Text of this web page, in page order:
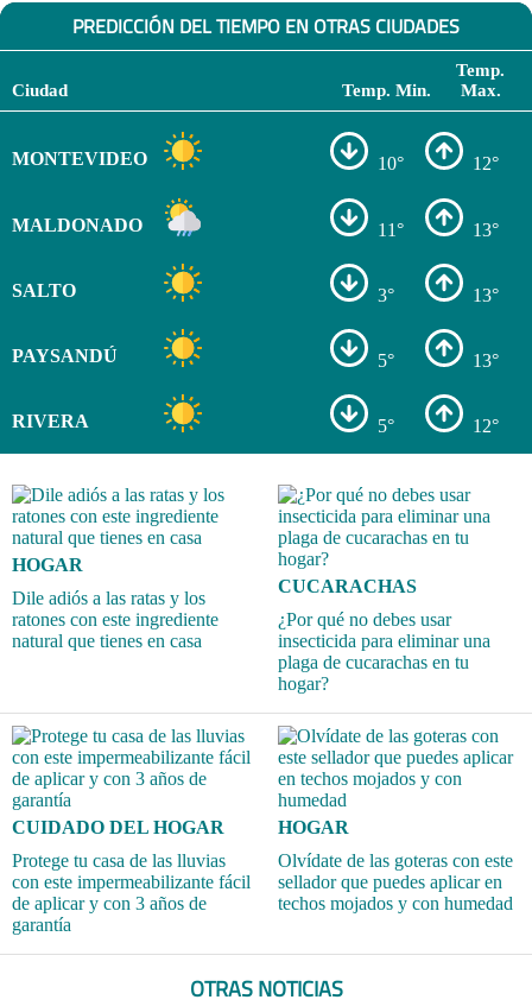
PREDICCIÓN DEL TIEMPO EN OTRAS CIUDADES
Ciudad Temp. Min.
Temp.
Max.
MONTEVIDEO 10° 12°
MALDONADO 11° 13°
SALTO 3° 13°
PAYSANDÚ 5° 13°
RIVERA 5° 12°
HOGAR
Dile adiós a las ratas y los
ratones con este ingrediente
natural que tienes en casa
CUCARACHAS
¿Por qué no debes usar
insecticida para eliminar una
plaga de cucarachas en tu
hogar?
CUIDADO DEL HOGAR
Protege tu casa de las lluvias
con este impermeabilizante fácil
de aplicar y con 3 años de
garantía
HOGAR
Olvídate de las goteras con este
sellador que puedes aplicar en
techos mojados y con humedad
OTRAS NOTICIAS